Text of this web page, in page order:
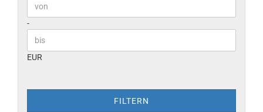
Preis bis
-
EUR
FILTERN